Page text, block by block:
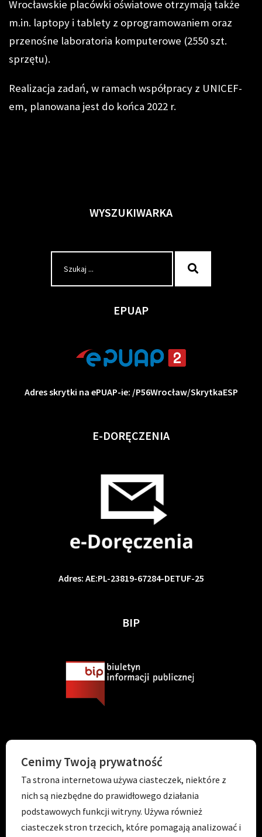
Wrocławskie placówki oświatowe otrzymają także
m.in. laptopy i tablety z oprogramowaniem oraz
przenośne laboratoria komputerowe (2550 szt.
sprzętu).
Realizacja zadań, w ramach współpracy z UNICEF-
em, planowana jest do końca 2022 r.
WYSZUKIWARKA
EPUAP
Adres skrytki na ePUAP-ie: /P56Wrocław/SkrytkaESP
E-DORĘCZENIA
Adres: AE:PL-23819-67284-DETUF-25
BIP
Tel. 71 798 67 99
E-mail:sekretariat.p056@wroclawskaedukacja.pl
Godziny otwarcia:
Cenimy Twoją prywatność
Ta strona internetowa używa ciasteczek, niektóre z
nich są niezbędne do prawidłowego działania
podstawowych funkcji witryny. Używa również
ciasteczek stron trzecich, które pomagają analizować i